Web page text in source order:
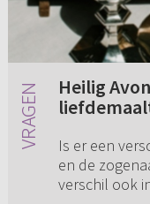
Heilig
Is er een
en de
verschil ook